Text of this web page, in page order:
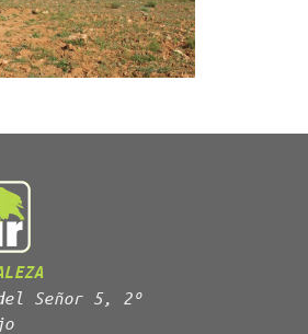
Señor 5, 2º